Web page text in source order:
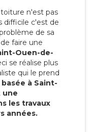
n'est pas
difficile c'est de
de sa
faire une
Ouen-de-
se réalise plus
qui le prend
à Saint-
une
les travaux
années.